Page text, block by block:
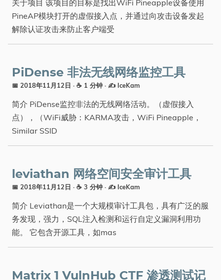
关于项目 该项目的目标是找出WiFi Pineapple设备使用
PineAP模块打开的虚假接入点，并通过向攻击设备发起
解除认证攻击来防止客户端受
PiDense 非法无线网络监控工具
📅 2018年11月12日 · ☕ 1 分钟 · ✍️ IceKam
简介 PiDense监控非法的无线网络活动。（虚假接入
点），（WiFi威胁：KARMA攻击，WiFi Pineapple，
Similar SSID
leviathan 网络空间安全审计工具
📅 2018年11月12日 · ☕ 3 分钟 · ✍️ IceKam
简介 Leviathan是一个大规模审计工具包，具有广泛的服
务发现，强力，SQ​​L注入检测和运行自定义漏洞利用功
能。 它包含开源工具，如mas
Matrix 1 VulnHub CTF 渗透测试记